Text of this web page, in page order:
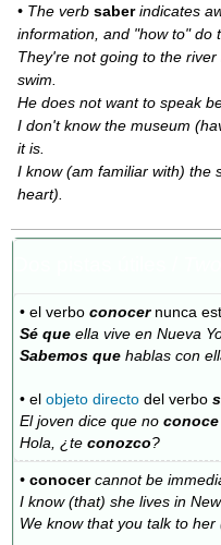
• The verbsaberindicates
information, and "how to" do
They're not going to the
swim.
He does not want to speak
I don't know the museum
it is.
I know (am familiar with) the
heart).
• el verboconocernunca
Sé que ella vive en Nueva
Sabemos que hablas con
• elobjeto directo del verbo
El joven dice que noconoce
Hola, ¿teconozco?
•conocercannot be
I know (that) she lives in New
We know that you talk to